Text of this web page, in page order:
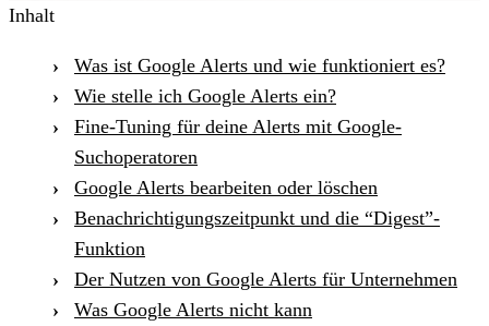
Inhalt
Was ist Google Alerts und wie funktioniert es?
Wie stelle ich Google Alerts ein?
Fine-Tuning für deine Alerts mit Google-
Suchoperatoren
Google Alerts bearbeiten oder löschen
Benachrichtigungszeitpunkt und die “Digest”-
Funktion
Der Nutzen von Google Alerts für Unternehmen
Was Google Alerts nicht kann